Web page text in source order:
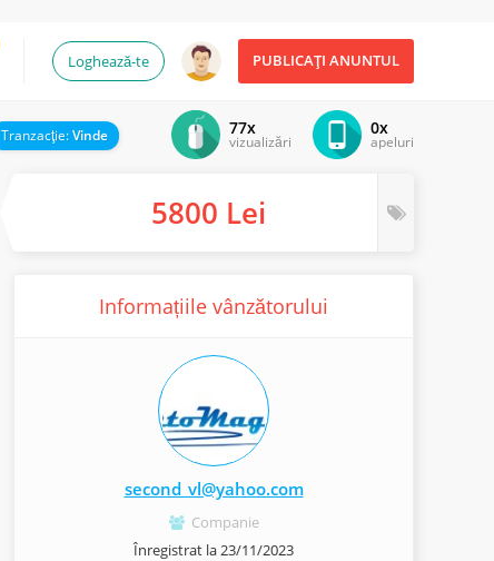
PUBLICAȚI ANUNTUL
Loghează-te
Tranzacţie:Vinde 0x
apeluri
77x
vizualizări
5800 Lei
Informațiile vânzătorului
second_vl@yahoo.com
Companie
Înregistrat la 23/11/2023